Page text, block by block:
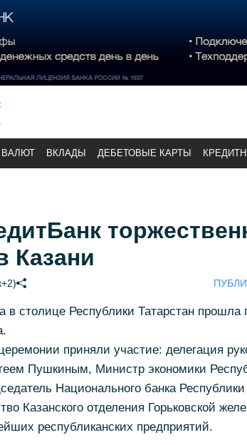
ВАЛЮТ ВКЛАДЫ ДЕБЕТОВЫЕ КАРТЫ
Казани
в столице Республики Татарстан
приняли участие: делегация
Пушкиным, Министр экономики
Национального банка Республики
Казанского отделения Горьковской
республиканских предприятий.